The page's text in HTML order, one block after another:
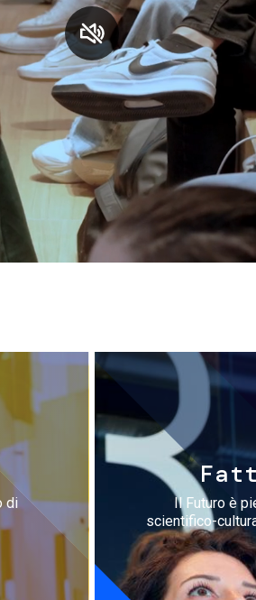
di
Il Futuro è
scientifico-